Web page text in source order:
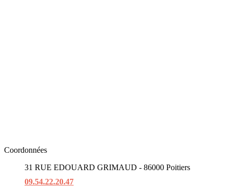
Coordonnées
31 RUE EDOUARD GRIMAUD - 86000 Poitiers
09.54.22.20.47